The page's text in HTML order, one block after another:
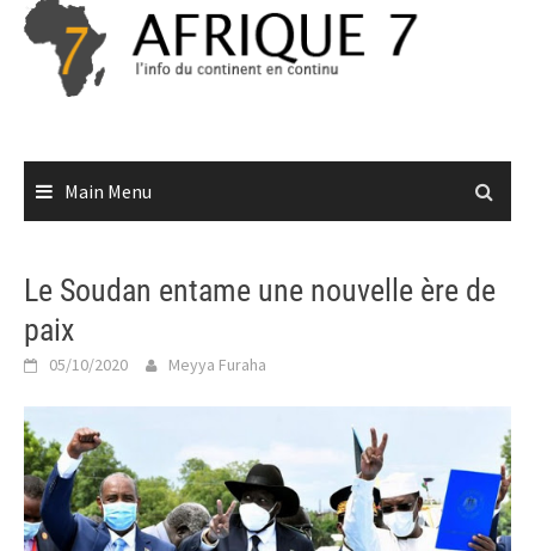
Skip
content
Main Menu
Le Soudan entame une nouvelle ère de
paix
05/10/2020 Meyya Furaha